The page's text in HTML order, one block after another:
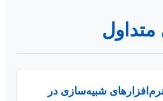
نرم‌افزارهای شبیه‌سازی در